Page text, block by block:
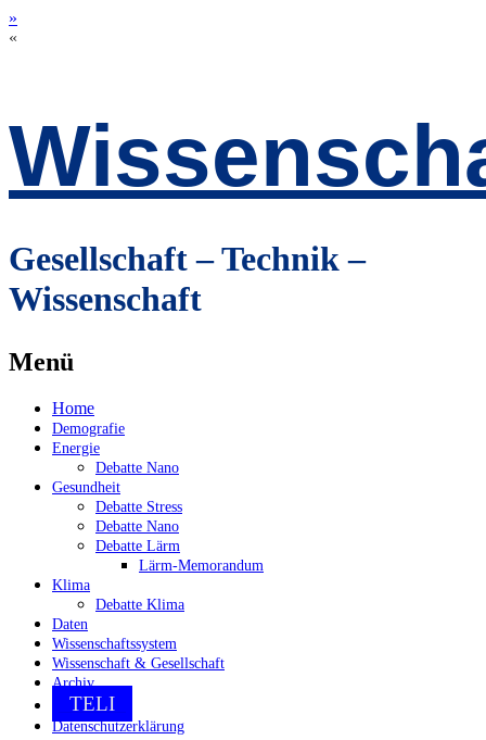
»
«
Gesellschaft – Technik –
Wissenschaft
Menü
Zum
Inhalt
springen
Home
Demografie
Energie
Debatte Nano
Gesundheit
Debatte Stress
Debatte Nano
Debatte Lärm
Lärm-Memorandum
Klima
Debatte Klima
Daten
Wissenschaftssystem
Wissenschaft & Gesellschaft
Archiv
TELI
Datenschutzerklärung